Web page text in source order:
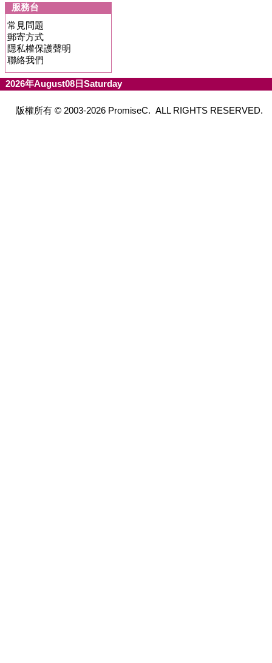
服務台
常見問題
郵寄方式
隱私權保護聲明
聯絡我們
2026年August08日Saturday
版權所有 © 2003-2026 PromiseC. ALL RIGHTS RESERVED.